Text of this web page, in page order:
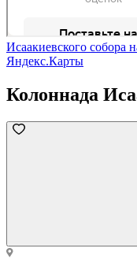
Исаакиевского собора
Яндекс.Карты
Колоннада